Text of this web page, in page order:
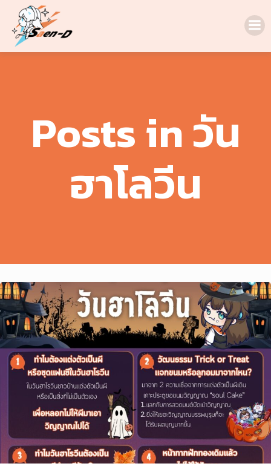
Posts in วัน
ฮาโลวีน